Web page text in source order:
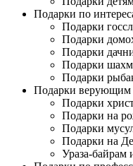
Подарки по
Подарки
Подарки
Подарки
Подарки
Подарки
Подарки верующим
Подарки
Подарки на
Подарки
Подарки на
Ураза-байрам